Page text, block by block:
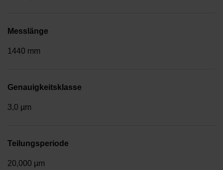
Messlänge
1440 mm
Genauigkeitsklasse
3,0 µm
Teilungsperiode
20,000 µm